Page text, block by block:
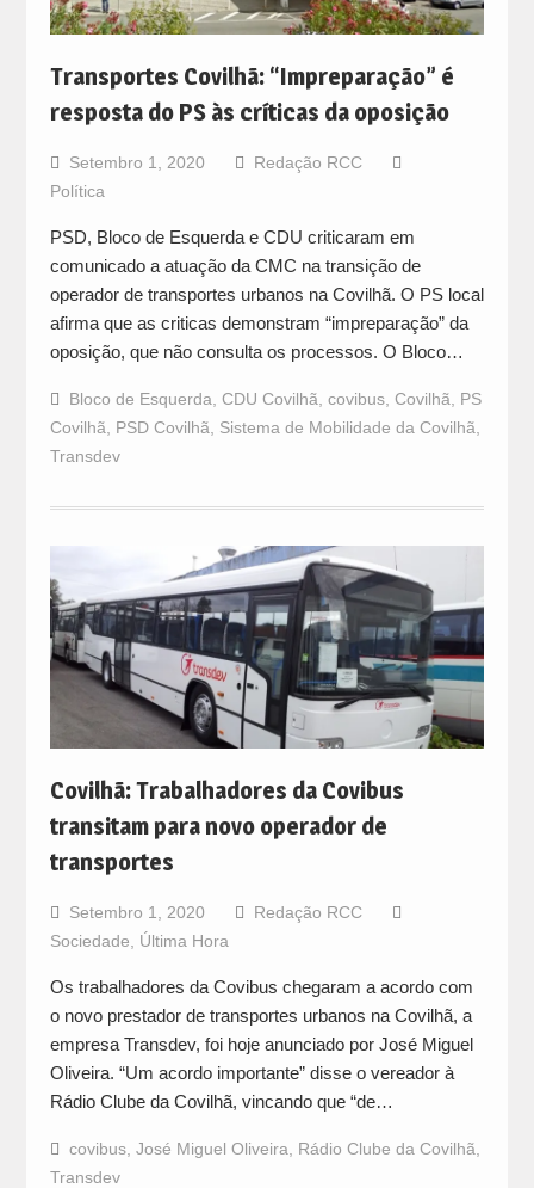
Transportes Covilhã: “Impreparação” é
resposta do PS às críticas da oposição
Setembro 1, 2020
Redação RCC
Política
PSD, Bloco de Esquerda e CDU criticaram em
comunicado a atuação da CMC na transição de
operador de transportes urbanos na Covilhã. O PS local
afirma que as criticas demonstram “impreparação” da
oposição, que não consulta os processos. O Bloco…
Bloco de Esquerda CDU Covilhã covibus, Covilhã
PS
Covilhã
PSD Covilhã Sistema de Mobilidade da Covilhã
Transdev
Covilhã: Trabalhadores da Covibus
transitam para novo operador de
transportes
Setembro 1, 2020
Redação RCC
Sociedade
Última Hora
Os trabalhadores da Covibus chegaram a acordo com
o novo prestador de transportes urbanos na Covilhã, a
empresa Transdev, foi hoje anunciado por José Miguel
Oliveira. “Um acordo importante” disse o vereador à
Rádio Clube da Covilhã, vincando que “de…
covibus, José Miguel Oliveira Rádio Clube da Covilhã
Transdev